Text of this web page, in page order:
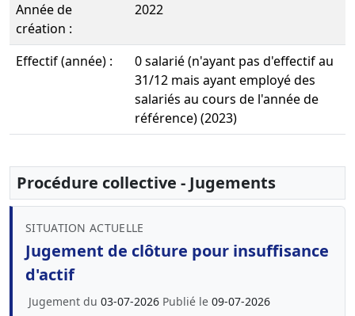
Année de
création :
2022
Effectif (année) :
0 salarié (n'ayant pas d'effectif au
31/12 mais ayant employé des
salariés au cours de l'année de
référence) (2023)
Procédure collective - Jugements
SITUATION ACTUELLE
Jugement de clôture pour insuffisance
d'actif
Jugement du 03-07-2026 Publié le 09-07-2026